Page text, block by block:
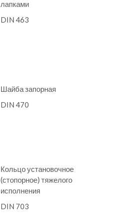
лапками
DIN 463
Шайба запорная
DIN 470
Кольцо установочное
(стопорное) тяжелого
исполнения
DIN 703